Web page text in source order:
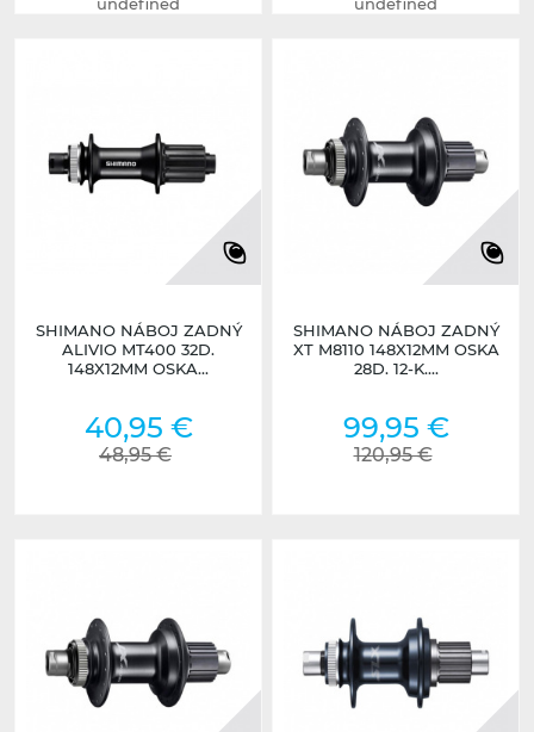
SHIMANO NÁBOJ ZADNÝ
ALIVIO MT400 32D.
148X12MM OSKA...
40,95 €
48,95 €
SHIMANO NÁBOJ ZADNÝ
XT M8110 148X12MM OSKA
28D. 12-K....
99,95 €
120,95 €